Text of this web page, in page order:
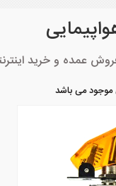
عمده و خرید